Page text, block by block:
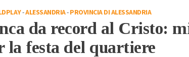
-ALESSANDRIA-PROVINCIA DI ALESSANDRIA
da record al Cristo:
la festa del quartiere